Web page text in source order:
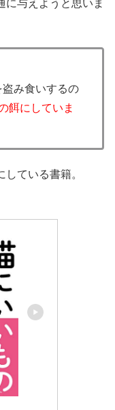
に与えようと思いま
み食いするの
餌にしていま
ている書籍。